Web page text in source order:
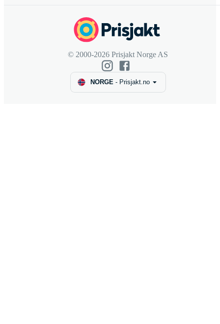
© 2000-2026 Prisjakt Norge AS
NORGE- Prisjakt.no